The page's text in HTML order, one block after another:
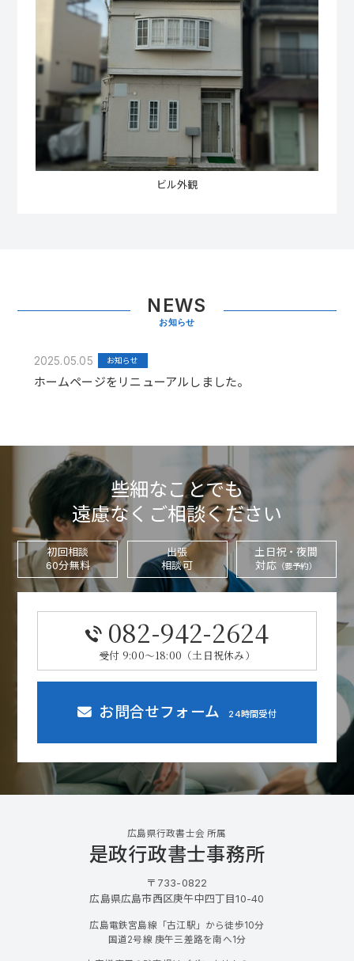
ビル外観
NEWS
お知らせ
2025.05.05 お知らせ
ホームページをリニューアルしました。
些細なことでも
遠慮なくご相談ください
初回相談
60分無料
出張
相談可
土日祝・夜間
対応（要予約）
082-942-2624
受付 9:00～18:00（土日祝休み）
お問合せフォーム 24時間受付
広島県行政書士会 所属
是政行政書士事務所
〒733-0822
広島県広島市西区庚午中四丁目10-40
広島電鉄宮島線「古江駅」から徒歩10分
国道2号線 庚午三差路を南へ1分